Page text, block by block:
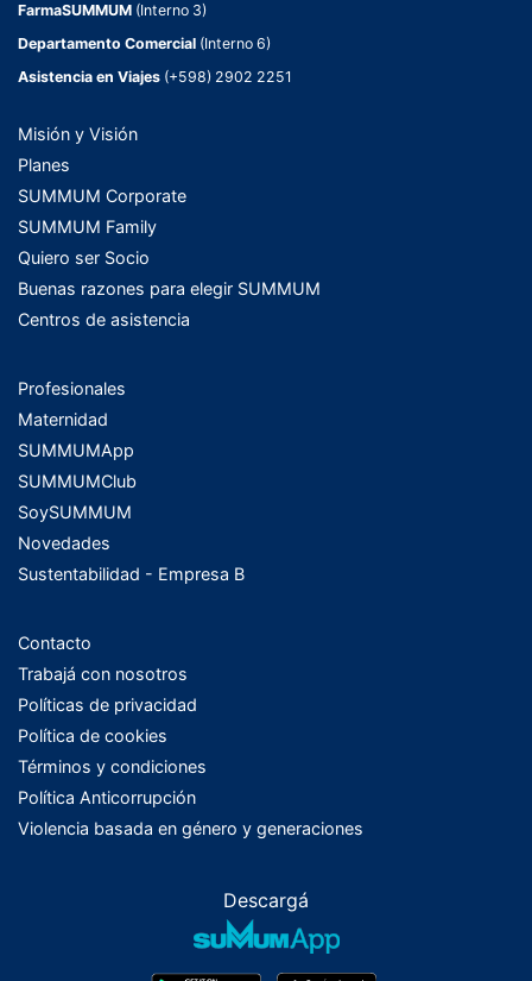
FarmaSUMMUM (Interno 3)
Departamento Comercial (Interno 6)
Asistencia en Viajes (+598) 2902 2251
Misión y Visión
Planes
SUMMUM Corporate
SUMMUM Family
Quiero ser Socio
Buenas razones para elegir SUMMUM
Centros de asistencia
Profesionales
Maternidad
SUMMUMApp
SUMMUMClub
SoySUMMUM
Novedades
Sustentabilidad - Empresa B
Contacto
Trabajá con nosotros
Políticas de privacidad
Política de cookies
Términos y condiciones
Política Anticorrupción
Violencia basada en género y generaciones
Descargá